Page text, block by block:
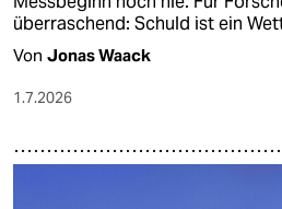
überraschend: Schuld ist ein
Von Jonas Waack
1.7.2026